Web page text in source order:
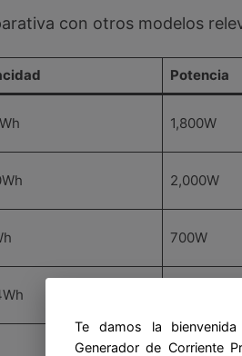
con otros modelos
Potencia
1,800W
2,000W
700W
Te damos la
Generador de Corriente